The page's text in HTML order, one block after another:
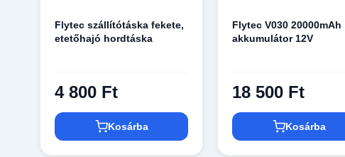
Flytec szállítótáska fekete,
etetőhajó hordtáska
4 800 Ft
Kosárba
Flytec V030 20000mAh
akkumulátor 12V
18 500 Ft
Kosárba